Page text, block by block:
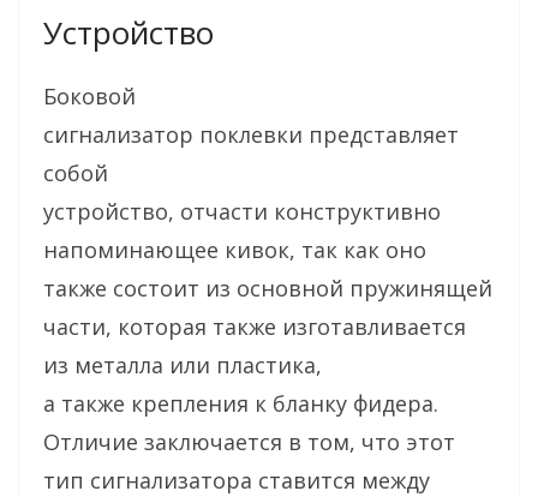
Устройство
Боковой
сигнализатор поклевки представляет
собой
устройство, отчасти конструктивно
напоминающее кивок, так как оно
также состоит из основной пружинящей
части, которая также изготавливается
из металла или пластика,
а также крепления к бланку фидера.
Отличие заключается в том, что этот
тип сигнализатора ставится между